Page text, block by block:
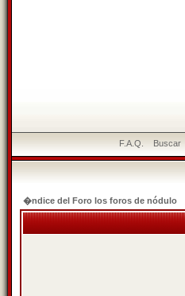
F.A.Q. Buscar
�ndice del Foro los foros de nódulo